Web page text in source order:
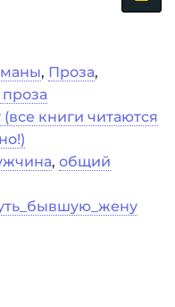
, Проза,
книги читаются
, общий